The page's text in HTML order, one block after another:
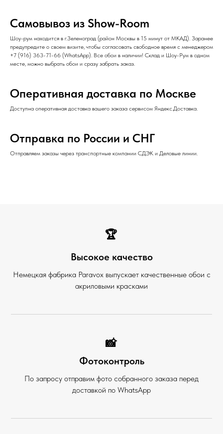
Самовывоз из Show-Room
Шоу-рум находится в г.Зеленоград (район Москвы в 15 минут от МКАД). Заранее
предупредите о своем визите, чтобы согласовать свободное время с менеджером
+7 (916) 363-71-66 (WhatsApp). Все обои в наличии! Склад и Шоу-Рум в одном
месте, можно выбрать обои и сразу забрать заказ.
Оперативная доставка по Москве
Доступна оперативная доставка вашего заказа сервисом Яндекс.Доставка.
Отправка по России и СНГ
Отправляем заказы через транспортные компании СДЭК и Деловые линии.
🏆
Высокое качество
Немецкая фабрика Paravox выпускает качественные обои с
акриловыми красками
📸
Фотоконтроль
По запросу отправим фото собранного заказа перед
доставкой по WhatsApp